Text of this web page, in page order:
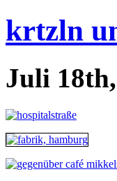
krtzln
Juli